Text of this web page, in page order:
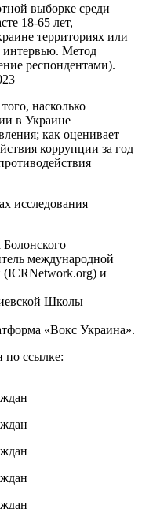
выборке среди
18-65 лет,
территориях или
интервью. Метод
респондентами).
насколько
в Украине
как оценивает
коррупции за год
исследования
международной
(ICRNetwork.org) и
Школы
«Вокс Украина».
по ссылке: